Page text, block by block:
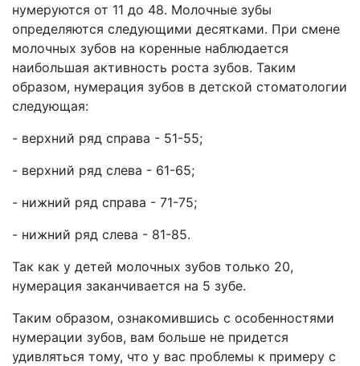
нумеруются от 11 до 48. Молочные зубы
определяются следующими десятками. При смене
молочных зубов на коренные наблюдается
наибольшая активность роста зубов. Таким
образом, нумерация зубов в детской стоматологии
следующая:
- верхний ряд справа - 51-55;
- верхний ряд слева - 61-65;
- нижний ряд справа - 71-75;
- нижний ряд слева - 81-85.
Так как у детей молочных зубов только 20,
нумерация заканчивается на 5 зубе.
Таким образом, ознакомившись с особенностями
нумерации зубов, вам больше не придется
удивляться тому, что у вас проблемы к примеру с